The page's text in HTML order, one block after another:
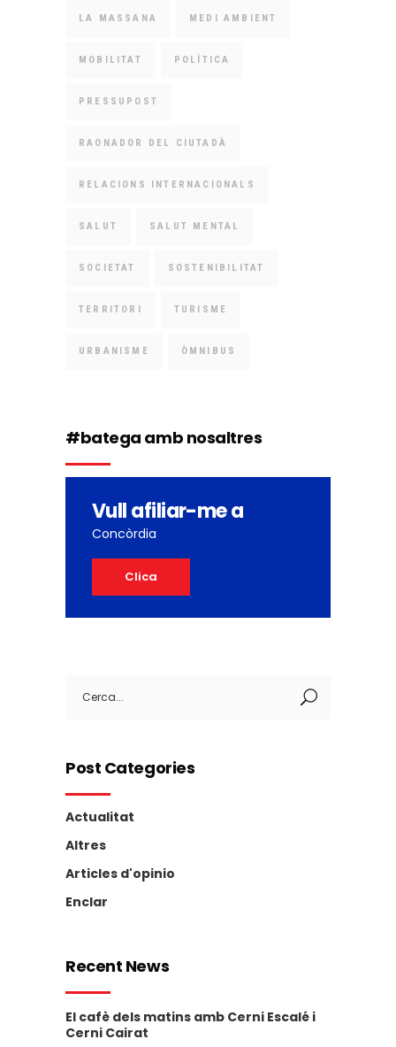
LA MASSANA MEDI AMBIENT
MOBILITAT POLÍTICA
PRESSUPOST
RAONADOR DEL CIUTADÀ
RELACIONS INTERNACIONALS
SALUT SALUT MENTAL
SOCIETAT SOSTENIBILITAT
TERRITORI TURISME
URBANISME ÒMNIBUS
#batega amb nosaltres
Vull afiliar-me a
Concòrdia
Clica
for:
Post Categories
Actualitat
Altres
Articles d'opinio
Enclar
Recent News
El cafè dels matins amb Cerni Escalé i
Cerni Cairat